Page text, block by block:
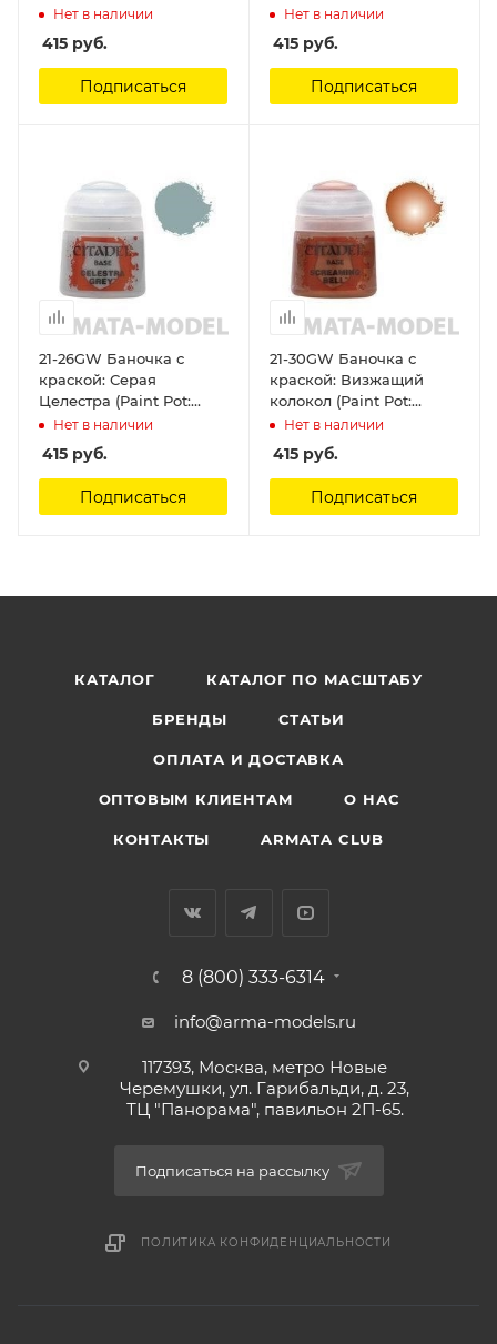
Bugman`s Glow) Citadel
Нет в наличии
415 руб.
Подписаться
(12ML)) Citadel
Нет в наличии
415 руб.
Подписаться
21-26GW Баночка с
краской: Серая
Целестра (Paint Pot:
Celestra Grey ) Citadel
Нет в наличии
415 руб.
Подписаться
21-30GW Баночка с
краской: Визжащий
колокол (Paint Pot:
Screaming Bell) Citadel
Нет в наличии
415 руб.
Подписаться
КАТАЛОГ КАТАЛОГ ПО МАСШТАБУ
БРЕНДЫ СТАТЬИ
ОПЛАТА И ДОСТАВКА
ОПТОВЫМ КЛИЕНТАМ О НАС
КОНТАКТЫ ARMATA CLUB
8 (800) 333-6314
info@arma-models.ru
117393, Москва, метро Новые
Черемушки, ул. Гарибальди, д. 23,
ТЦ "Панорама", павильон 2П-65.
Подписаться на рассылку
ПОЛИТИКА КОНФИДЕНЦИАЛЬНОСТИ